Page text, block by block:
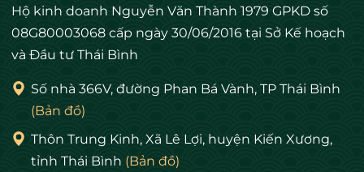
Hộ kinh doanh Nguyễn Văn Thành 1979 GPKD số
08G80003068 cấp ngày 30/06/2016 tại Sở Kế hoạch
và Đầu tư Thái Bình
Số nhà 366V, đường Phan Bá Vành, TP Thái Bình
(Bản đồ)
Thôn Trung Kinh, Xã Lê Lợi, huyện Kiến Xương,
tỉnh Thái Bình (Bản đồ)